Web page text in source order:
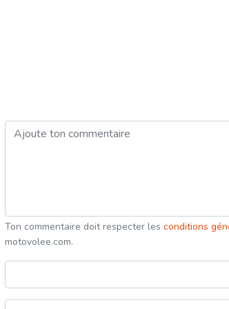
Ton commentaire doit respecter les conditions
motovolee.com.